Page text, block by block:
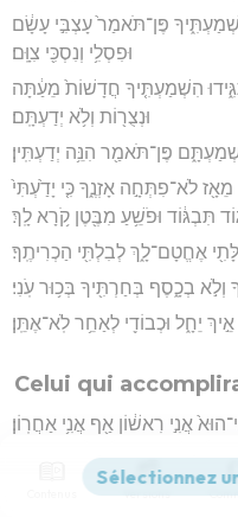
פֶּן־תֹּאמַר֙ עָצְבִּ֣י עָשָׂ֔ם
וּפִסְלִ֥י וְנִסְכִּ֖י צִוָּֽם׃
הִשְׁמַעְתִּ֤יךָ חֲדָשׁוֹת֙ מֵעַ֔תָּה
וּנְצֻר֖וֹת וְלֹ֥א יְדַעְתָּֽם׃
פֶּן־תֹּאמַ֖ר הִנֵּ֥ה יְדַעְתִּֽין׃
לֹא־פִתְּחָ֣ה אָזְנֶ֑ךָ כִּ֤י יָדַ֙עְתִּי֙
תִּבְגּ֔וֹד וּפֹשֵׁ֥עַ מִבֶּ֖טֶן קֹ֥רָא לָֽךְ׃
אֶחֱטָם־לָ֑ךְ לְבִלְתִּ֖י הַכְרִיתֶֽךָ׃
וְלֹ֣א בְכָ֑סֶף בְּחַרְתִּ֖יךָ בְּכ֥וּר עֹֽנִי׃
יֵחָ֑ל וּכְבוֹדִ֖י לְאַחֵ֥ר לֹֽא־אֶתֵּֽן׃
Celui qui
אֲנִ֣י רִאשׁ֔וֹן אַ֖ף אֲנִ֥י אַחֲרֽוֹן׃
שָׁמָ֑יִם קֹרֵ֥א אֲנִ֛י אֲלֵיהֶ֖ם יַעַמְד֥וּ
Versions